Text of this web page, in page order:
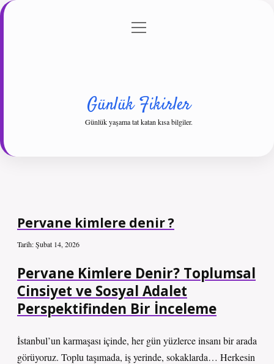
Gizlilik Politikası
menüyü
Günlük Fikirler
Günlük yaşama tat katan kısa bilgiler.
Pervane kimlere denir ?
Tarih: Şubat 14, 2026
Pervane Kimlere Denir? Toplumsal
Cinsiyet ve Sosyal Adalet
Perspektifinden Bir İnceleme
İstanbul’un karmaşası içinde, her gün yüzlerce insanı bir arada
görüyoruz. Toplu taşımada, iş yerinde, sokaklarda… Herkesin